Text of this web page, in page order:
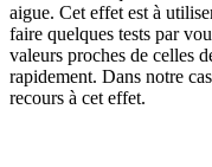
aigue. Cet effet est à
faire quelques tests par
valeurs proches de celles
rapidement. Dans notre
recours à cet effet.